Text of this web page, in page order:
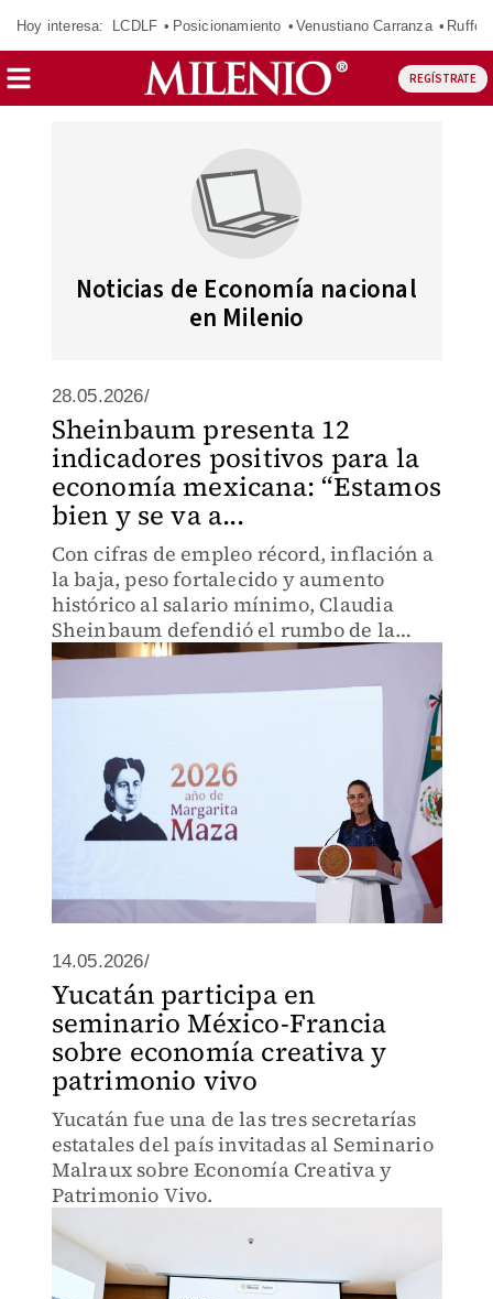
Hoy interesa: LCDLF Posicionamiento Venustiano Carranza Ruffo
REGÍSTRATE
Noticias de Economía nacional
en Milenio
28.05.2026/
Sheinbaum presenta 12
indicadores positivos para la
economía mexicana: “Estamos
bien y se va a...
Con cifras de empleo récord, inflación a
la baja, peso fortalecido y aumento
histórico al salario mínimo, Claudia
Sheinbaum defendió el rumbo de la
economía mexicana.
14.05.2026/
Yucatán participa en
seminario México-Francia
sobre economía creativa y
patrimonio vivo
Yucatán fue una de las tres secretarías
estatales del país invitadas al Seminario
Malraux sobre Economía Creativa y
Patrimonio Vivo.